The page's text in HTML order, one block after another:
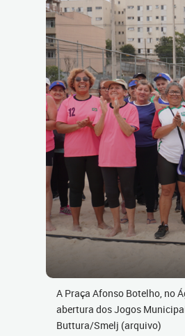
A Praça Afonso Botelho, no
abertura dos Jogos
Buttura/Smelj (arquivo)